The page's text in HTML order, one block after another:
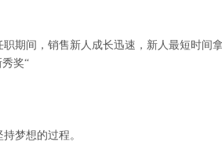
期间，销售新人成长迅速，新人最短时间
奖“
梦想的过程。